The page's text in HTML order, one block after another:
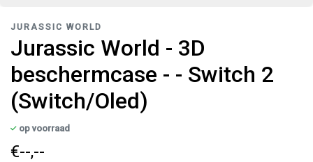
JURASSIC WORLD
Jurassic World - 3D
beschermcase - - Switch 2
(Switch/Oled)
op voorraad
€--,--